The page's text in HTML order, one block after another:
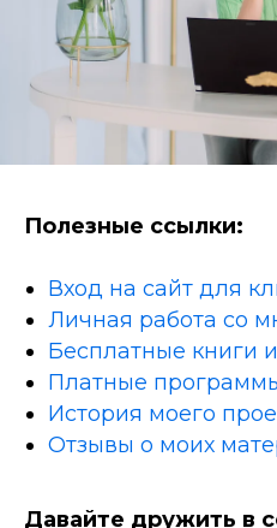
Полезные ссылки:
Вход на сайт для
Личная работа со
Бесплатные книги
Платные
История моего
Отзывы о моих
Давайте дружить в